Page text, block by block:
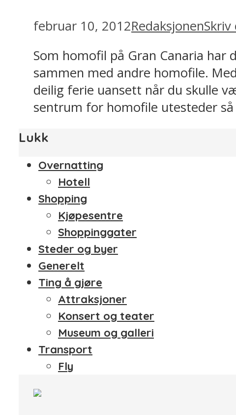
februar 10, 2012Redaksjonen
Som homofil på Gran Canaria
sammen med andre homofile.
deilig ferie uansett når du skulle
sentrum for homofile utesteder
Lukk
Overnatting
Hotell
Shopping
Kjøpesentre
Shoppinggater
Steder og byer
Generelt
Ting å gjøre
Attraksjoner
Konsert og teater
Museum og galleri
Transport
Fly